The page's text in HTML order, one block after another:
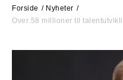
Forside
Nyheter
Over 58 millioner til